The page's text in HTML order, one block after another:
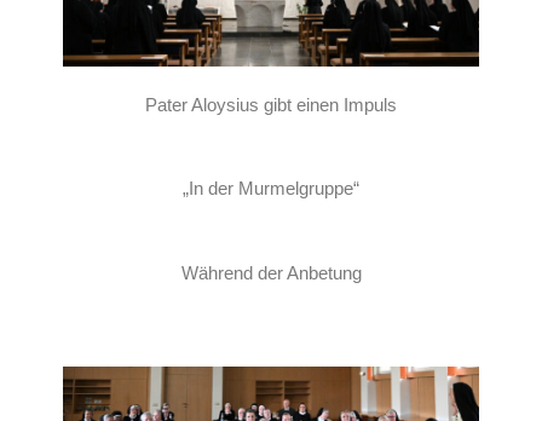
Pater Aloysius gibt einen Impuls
„In der Murmelgruppe“
Während der Anbetung